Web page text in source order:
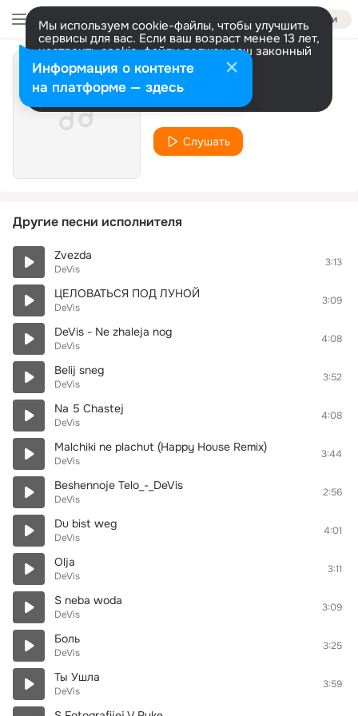
Войти
Мы используем cookie-файлы, чтобы улучшить
сервисы для вас. Если ваш возраст менее 13 лет,
настроить cookie-файлы должен ваш законный
представитель. Больше информации
Разрешить все Настроить
Vechno so mnoy
DeVis
Слушать
Другие песни исполнителя
Zvezda
DeVis
3:13
ЦЕЛОВАТЬСЯ ПОД ЛУНОЙ
DeVis
3:09
DeVis - Ne zhaleja nog
DeVis
4:08
Belij sneg
DeVis
3:52
Na 5 Chastej
DeVis
4:08
Malchiki ne plachut (Happy House Remix)
DeVis
3:44
Beshennoje Telo_-_DeVis
DeVis
2:56
Du bist weg
DeVis
4:01
Olja
DeVis
3:11
S neba woda
DeVis
3:09
Боль
DeVis
3:25
Ты Ушла
DeVis
3:59
Информация о контенте
на платформе — здесь